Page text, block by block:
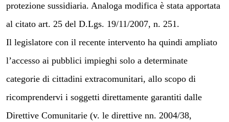
protezione sussidiaria. Analoga modifica è stata apportata
al citato art. 25 del D.Lgs. 19/11/2007, n. 251.
Il legislatore con il recente intervento ha quindi ampliato
l’accesso ai pubblici impieghi solo a determinate
categorie di cittadini extracomunitari, allo scopo di
ricomprendervi i soggetti direttamente garantiti dalle
Direttive Comunitarie (v. le direttive nn. 2004/38,